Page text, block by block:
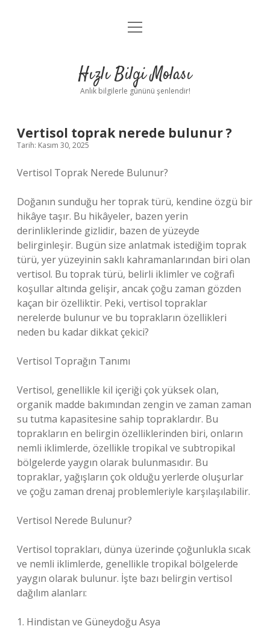
Anasayfa
Yasal Uyarı
menüyü
Hızlı Bilgi Molası
Anlık bilgilerle gününü şenlendir!
Vertisol toprak nerede bulunur ?
Tarih: Kasım 30, 2025
Vertisol Toprak Nerede Bulunur?
Doğanın sunduğu her toprak türü, kendine özgü bir
hikâye taşır. Bu hikâyeler, bazen yerin
derinliklerinde gizlidir, bazen de yüzeyde
belirginleşir. Bugün size anlatmak istediğim toprak
türü, yer yüzeyinin saklı kahramanlarından biri olan
vertisol. Bu toprak türü, belirli iklimler ve coğrafi
koşullar altında gelişir, ancak çoğu zaman gözden
kaçan bir özelliktir. Peki, vertisol topraklar
nerelerde bulunur ve bu toprakların özellikleri
neden bu kadar dikkat çekici?
Vertisol Toprağın Tanımı
Vertisol, genellikle kil içeriği çok yüksek olan,
organik madde bakımından zengin ve zaman zaman
su tutma kapasitesine sahip topraklardır. Bu
toprakların en belirgin özelliklerinden biri, onların
nemli iklimlerde, özellikle tropikal ve subtropikal
bölgelerde yaygın olarak bulunmasıdır. Bu
topraklar, yağışların çok olduğu yerlerde oluşurlar
ve çoğu zaman drenaj problemleriyle karşılaşılabilir.
Vertisol Nerede Bulunur?
Vertisol toprakları, dünya üzerinde çoğunlukla sıcak
ve nemli iklimlerde, genellikle tropikal bölgelerde
yaygın olarak bulunur. İşte bazı belirgin vertisol
dağılım alanları:
1. Hindistan ve Güneydoğu Asya